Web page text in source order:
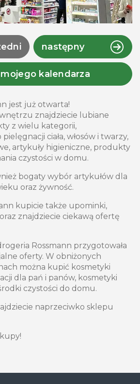
następny
kalendarza
jest już otwarta!
znajdziecie lubiane
z wielu kategorii,
ciała, włosów i twarzy,
artykuły higieniczne, produkty
czystości w domu.
bogaty wybór artykułów dla
oraz żywność.
kupicie także upominki,
znajdziecie ciekawą ofertę
Rossmann przygotowała
oferty. W obniżonych
można kupić kosmetyki
dla pań i panów, kosmetyki
czystości do domu.
naprzeciwko sklepu